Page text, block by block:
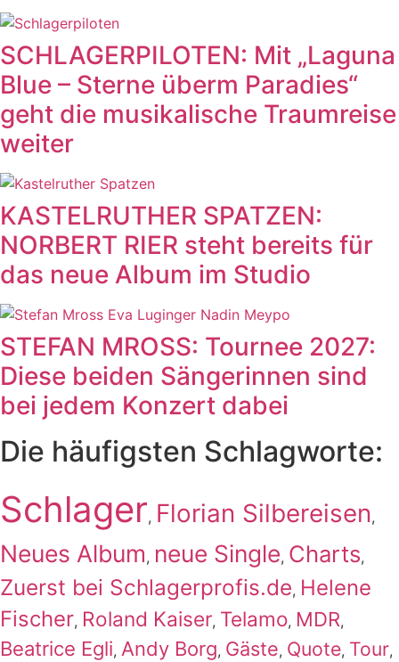
SCHLAGERPILOTEN: Mit „Laguna
Blue – Sterne überm Paradies“
geht die musikalische Traumreise
weiter
KASTELRUTHER SPATZEN:
NORBERT RIER steht bereits für
das neue Album im Studio
STEFAN MROSS: Tournee 2027:
Diese beiden Sängerinnen sind
bei jedem Konzert dabei
Die häufigsten Schlagworte:
Schlager, Florian Silbereisen,
Neues Album, neue Single, Charts,
Zuerst bei Schlagerprofis.de, Helene
Fischer, Roland Kaiser, Telamo, MDR,
Beatrice Egli, Andy Borg, Gäste, Quote, Tour,